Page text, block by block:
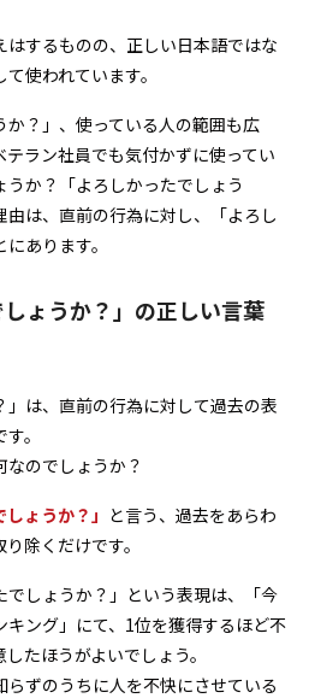
するものの、正しい日本語ではな
使われています。
か？」、使っている人の範囲も広
ラン社員でも気付かずに使ってい
か？「よろしかったでしょう
は、直前の行為に対し、「よろし
あります。
しょうか？」の正しい言葉
」は、直前の行為に対して過去の表
。
のでしょうか？
しょうか？」 と言う、過去をあらわ
除くだけです。
でしょうか？」という表現は、「今
キング」にて、1位を獲得するほど不
たほうがよいでしょう。
ずのうちに人を不快にさせている